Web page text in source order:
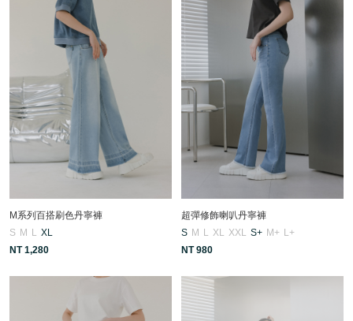
M系列百搭刷色丹寧褲
S M L XL
NT 1,280
超彈修飾喇叭丹寧褲
S M L XL XXL S+ M+ L+
NT 980